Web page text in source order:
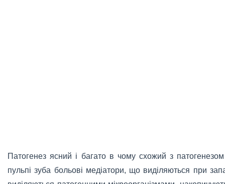
Патогенез ясний і багато в чому схожий з
пульпі зуба больові медіатори, що виділяються при